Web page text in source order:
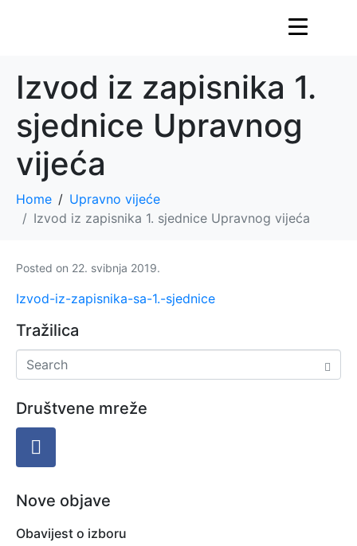
Izvod iz zapisnika 1.
sjednice Upravnog
vijeća
Home
Upravno vijeće
Izvod iz zapisnika 1. sjednice Upravnog vijeća
Posted on 22. svibnja 2019.
Izvod-iz-zapisnika-sa-1.-sjednice
Tražilica
Društvene mreže
Nove objave
Obavijest o izboru